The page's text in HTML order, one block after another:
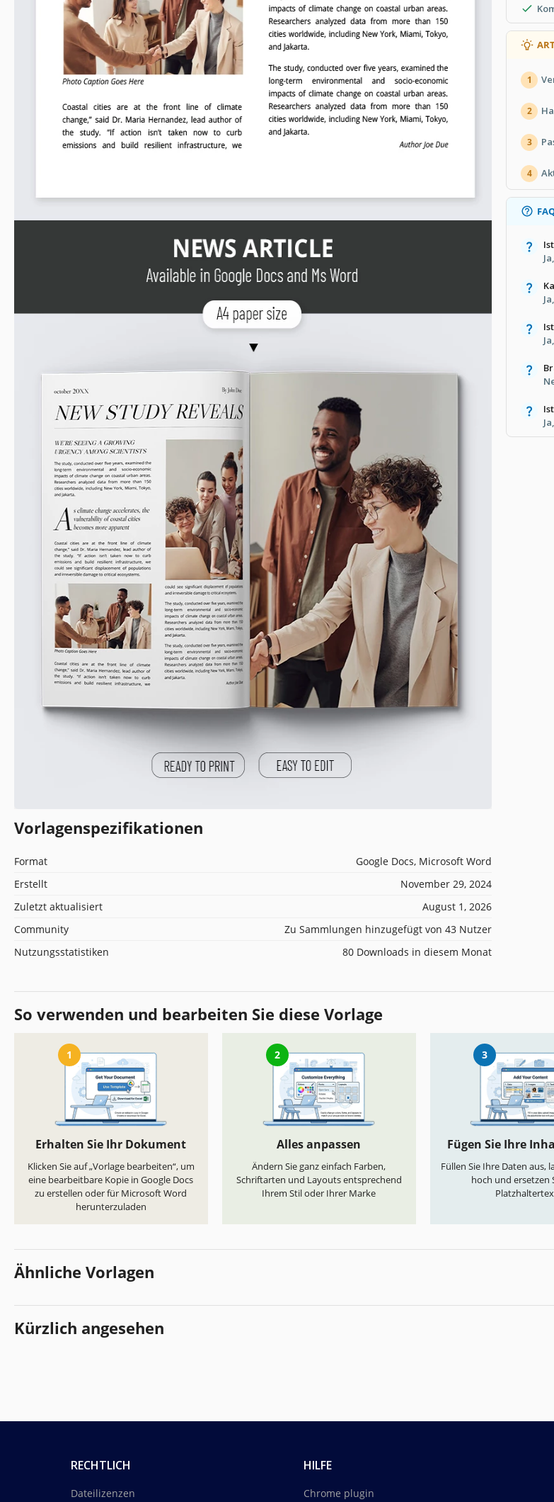
Vorlagenspezifikationen
Format
Google Docs, Microsoft Word
Erstellt
November 29, 2024
Zuletzt aktualisiert
August 1, 2026
Community
Zu Sammlungen hinzugefügt von 43 Nutzer
Nutzungsstatistiken
80 Downloads in diesem Monat
1
2
3
4
So verwenden und bearbeiten Sie diese Vorlage
1
Erhalten Sie Ihr Dokument
Klicken Sie auf „Vorlage bearbeiten“, um
eine bearbeitbare Kopie in Google Docs
zu erstellen oder für Microsoft Word
herunterzuladen
2
Alles anpassen
Ändern Sie ganz einfach Farben,
Schriftarten und Layouts entsprechend
Ihrem Stil oder Ihrer Marke
3
Fügen Sie Ihre
Füllen Sie Ihre Daten aus,
hoch und ersetzen
Ähnliche Vorlagen
Kürzlich angesehen
RECHTLICH
Dateilizenzen
HILFE
Chrome plugin